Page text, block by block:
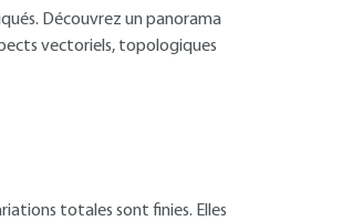
Découvrez un panorama
vectoriels, topologiques
totales sont finies. Elles